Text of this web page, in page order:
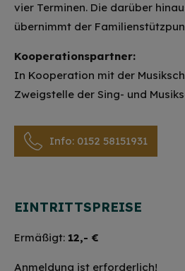
vier Terminen. Die darüber
übernimmt der
Kooperationspartner:
In Kooperation mit der
Zweigstelle der Sing- und
Info: 0152 58151931
EINTRITTSPREISE
Ermäßigt: 12,- €
Anmeldung ist erforderlich!